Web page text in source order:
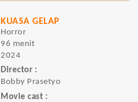
KUASA GELAP
Horror
96 menit
2024
Director :
Bobby Prasetyo
Movie cast :